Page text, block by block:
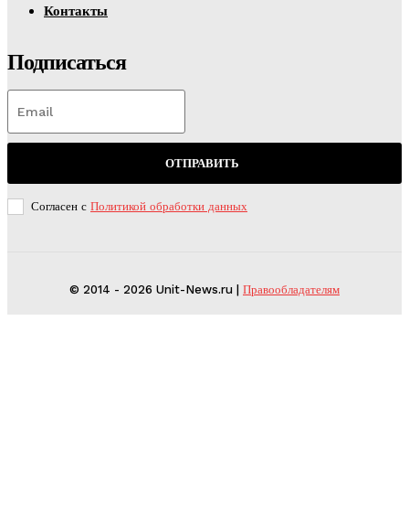
Контакты
Подписаться
ОТПРАВИТЬ
Согласен с Политикой обработки данных
© 2014 - 2026 Unit-News.ru | Правообладателям